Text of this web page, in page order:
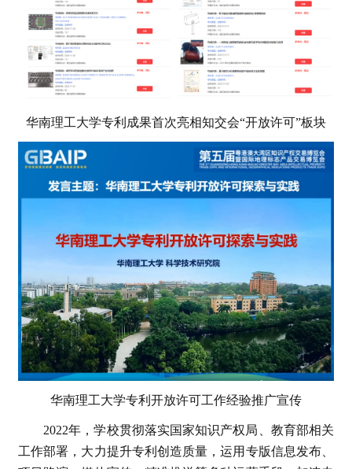
华南理工大学专利成果首次亮相知交会“开放许可”板块
华南理工大学专利开放许可工作经验推广宣传
2022年，学校贯彻落实国家知识产权局、教育部相关
工作部署，大力提升专利创造质量，运用专版信息发布、